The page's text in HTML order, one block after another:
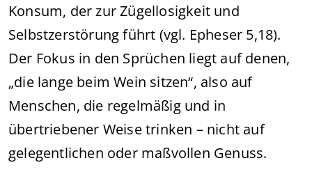
Konsum, der zur Zügellosigkeit und
Selbstzerstörung führt (vgl. Epheser 5,18).
Der Fokus in den Sprüchen liegt auf denen,
„die lange beim Wein sitzen“, also auf
Menschen, die regelmäßig und in
übertriebener Weise trinken – nicht auf
gelegentlichen oder maßvollen Genuss.